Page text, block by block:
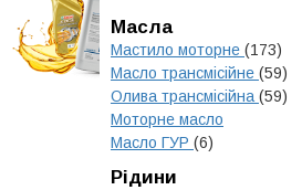
Масла
Мастило моторне (173)
Масло трансмісійне (59)
Олива трансмісійна (59)
Моторне масло
Масло ГУР (6)
Рідини